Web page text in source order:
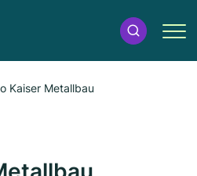
Kaiser Metallbau